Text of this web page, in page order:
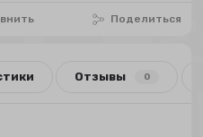
Поделиться
Отзывы 0